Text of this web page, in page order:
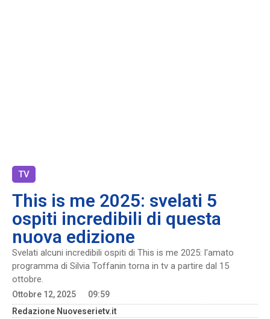
TV
This is me 2025: svelati 5
ospiti incredibili di questa
nuova edizione
Svelati alcuni incredibili ospiti di This is me 2025: l'amato
programma di Silvia Toffanin torna in tv a partire dal 15
ottobre.
Ottobre 12, 2025
09:59
Redazione Nuoveserietv.it